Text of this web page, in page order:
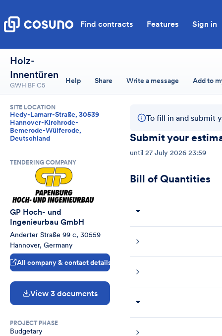
Find contracts Features Sign in
Holz-
Innentüren
GWH BF C5
Help Share Write a message Add to
SITE LOCATION
Hedy-Lamarr-Straße, 30539
Hannover-Kirchrode-
Bemerode-Wülferode,
Deutschland
TENDERING COMPANY
GP Hoch- und
Ingenieurbau GmbH
Anderter Straße 99 c, 30559
Hannover, Germany
All company & contact details
View 3 documents
PROJECT PHASE
Budgetary
To fill in and submit
Submit your
until 27 July 2026 23:59
Bill of Quantities